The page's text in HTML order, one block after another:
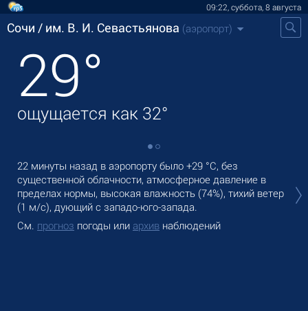
09:22, суббота, 8 августа
Сочи / им. В. И. Севастьянова (аэропорт)
29°
ощущается как 32°
22 минуты назад в аэропорту было +29 °C, без
существенной облачности, атмосферное давление в
пределах нормы, высокая влажность (74%), тихий ветер
(1 м/с), дующий с западо-юго-запада.
См. прогноз погоды или архив наблюдений